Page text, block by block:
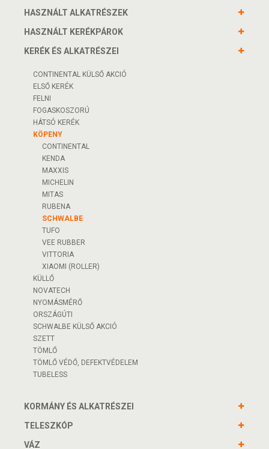
HASZNÁLT ALKATRÉSZEK
HASZNÁLT KERÉKPÁROK
KERÉK ÉS ALKATRÉSZEI
CONTINENTAL KÜLSŐ AKCIÓ
ELSŐ KERÉK
FELNI
FOGASKOSZORÚ
HÁTSÓ KERÉK
KÖPENY
CONTINENTAL
KENDA
MAXXIS
MICHELIN
MITAS
RUBENA
SCHWALBE
TUFO
VEE RUBBER
VITTORIA
XIAOMI (ROLLER)
KÜLLŐ
NOVATECH
NYOMÁSMÉRŐ
ORSZÁGÚTI
SCHWALBE KÜLSŐ AKCIÓ
SZETT
TÖMLŐ
TÖMLŐ VÉDŐ, DEFEKTVÉDELEM
TUBELESS
KORMÁNY ÉS ALKATRÉSZEI
TELESZKÓP
VÁZ